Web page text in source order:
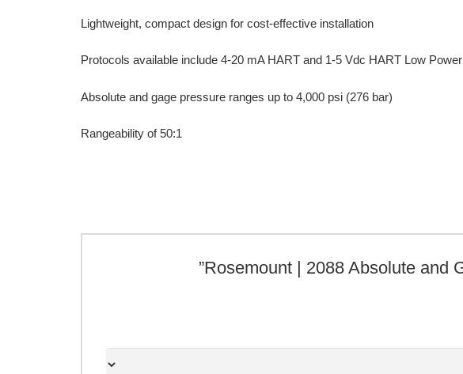
Lightweight, compact design for cost-effective installation
Protocols available include 4-20 mA HART and 1-5 Vdc HART Low Power
Absolute and gage pressure ranges up to 4,000 psi (276 bar)
Rangeability of 50:1